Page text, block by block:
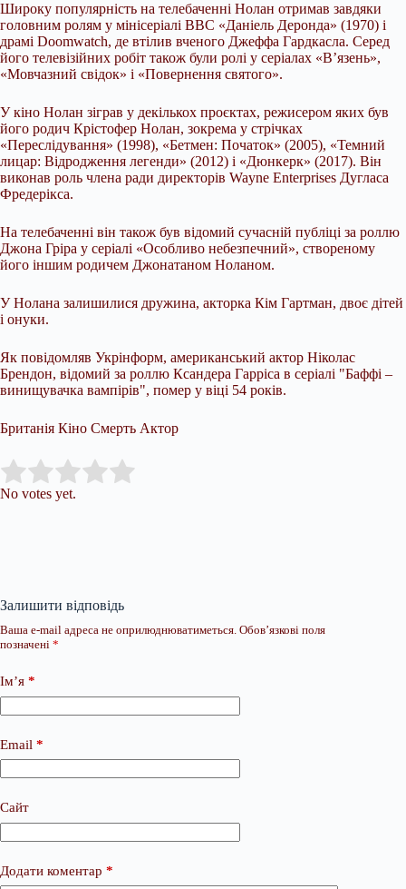
Широку популярність на телебаченні Нолан отримав завдяки
головним ролям у мінісеріалі BBC «Даніель Деронда» (1970) і
драмі Doomwatch, де втілив вченого Джеффа Гардкасла. Серед
його телевізійних робіт також були ролі у серіалах «В’язень»,
«Мовчазний свідок» і «Повернення святого».
У кіно Нолан зіграв у декількох проєктах, режисером яких був
його родич Крістофер Нолан, зокрема у стрічках
«Переслідування» (1998), «Бетмен: Початок» (2005), «Темний
лицар: Відродження легенди» (2012) і «Дюнкерк» (2017). Він
виконав роль члена ради директорів Wayne Enterprises Дугласа
Фредерікса.
На телебаченні він також був відомий сучасній публіці за роллю
Джона Гріра у серіалі «Особливо небезпечний», створеному
його іншим родичем Джонатаном Ноланом.
У Нолана залишилися дружина, акторка Кім Гартман, двоє дітей
і онуки.
Як повідомляв Укрінформ, американський актор Ніколас
Брендон, відомий за роллю Ксандера Гарріса в серіалі "Баффі –
винищувачка вампірів", помер у віці 54 років.
Британія Кіно Смерть Актор
Rate this item:
No votes yet.
Залишити відповідь
Ваша e-mail адреса не оприлюднюватиметься. Обов’язкові поля
позначені *
Ім’я *
Email *
Сайт
Додати коментар *